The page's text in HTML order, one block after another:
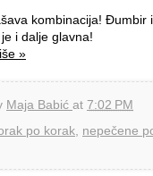
kombinacija! Đumbir
i dalje glavna!
»
Maja Babić at 7:02 PM
po korak nepečene